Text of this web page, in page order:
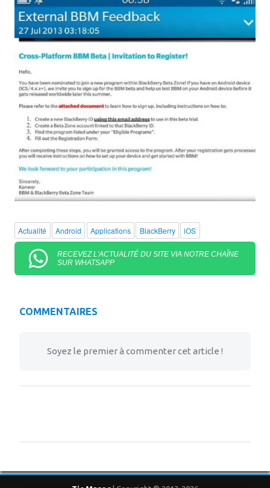
Actualité Android Applications BlackBerry iOS
RECEVEZ L'ACTUALITÉ DU SITE VIA NOTRE CHAÎNE
SUR WHATSAPP
COMMENTAIRES
Soyez le premier à commenter cet article !